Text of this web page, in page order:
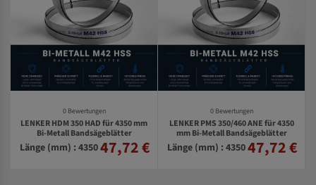
0 Bewertungen
LENKER HDM 350 HAD für 4350 mm
Bi-Metall Bandsägeblätter
Länge (mm) : 435047,72 €
0 Bewertungen
LENKER PMS 350/460 ANE für 4350
mm Bi-Metall Bandsägeblätter
Länge (mm) : 435047,72 €